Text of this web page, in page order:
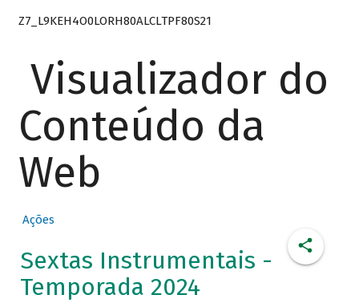
Z7_L9KEH4O0LORH80ALCLTPF80S21
Visualizador do
Conteúdo da
Web
Ações
Sextas Instrumentais -
Temporada 2024